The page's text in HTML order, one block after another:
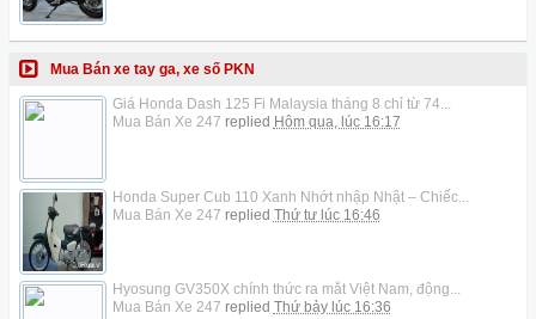
Mua Bán xe tay ga, xe số PKN
Giá Honda Dash 125 Fi Malaysia tháng 8 chỉ từ 74...
Mua Bán Xe 247 replied Hôm qua, lúc 16:17
Honda Super Cub 110 Xanh Nhớt nhập Nhật – Chiếc...
Mua Bán Xe 247 replied Thứ tư lúc 16:46
Hyosung GV350X chính thức ra mắt Việt Nam, động...
Mua Bán Xe 247 replied Thứ bảy lúc 16:36